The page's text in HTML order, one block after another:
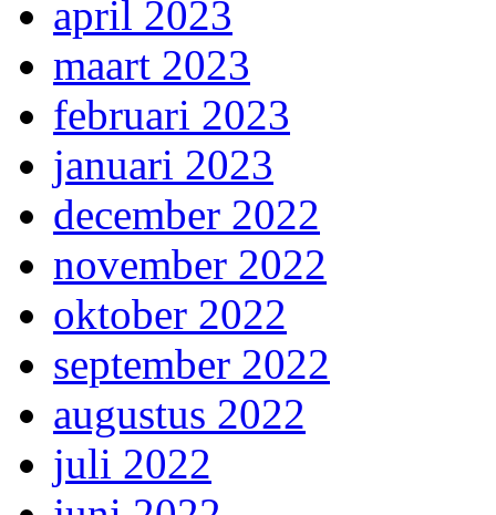
april 2023
maart 2023
februari 2023
januari 2023
december 2022
november 2022
oktober 2022
september 2022
augustus 2022
juli 2022